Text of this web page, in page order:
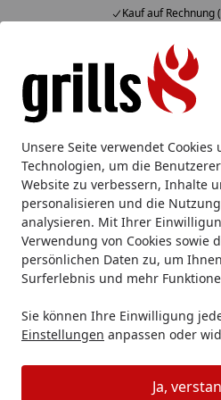
Unsere Seite verwendet Cookies
Technologien, um die
Website zu verbessern, Inhalte
personalisieren und die
analysieren. Mit Ihrer
Verwendung von Cookies sowie
persönlichen Daten zu, um
Surferlebnis und mehr
Sie können Ihre Einwilligung
Einstellungen anpassen oder
Ja,
Kauf auf Rechnung
Alle Produkte
Mein Konto
Suchen
Startseite
Flammkraft Flammkraft
Flammkraft
BLOCK M